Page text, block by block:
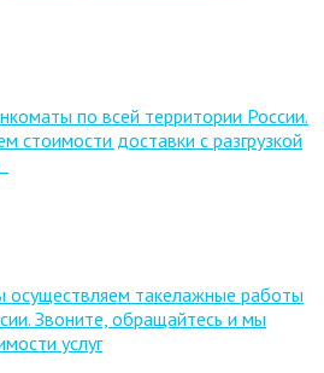
по всей территории России.
стоимости доставки с разгрузкой
такелажные работы
Звоните, обращайтесь и мы
услуг